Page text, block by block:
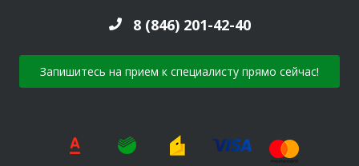
8 (846) 201-42-40
Запишитесь на прием к специалисту прямо сейчас!